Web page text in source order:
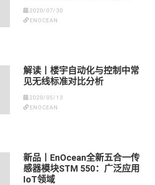
2020/07/30
ENOCEAN
解读丨楼宇自动化与控制中常
见无线标准对比分析
2020/05/13
ENOCEAN
新品丨EnOcean全新五合一传
感器模块STM 550：广泛应用
IoT领域